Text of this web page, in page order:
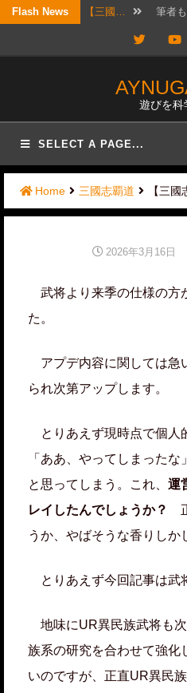
Skip
content
Flash News 【考察… 結構ホ
リク
待って
【三國…
【三國… かなり
Twitter
遊びを科
SELECT A PAGE...
Home 三國志覇道 【三
2026年3月16日
武将より来季の仕様の方
た。
アプデ内容に関しては急
られ次第アップします。
とりあえず現時点で個人
「ああ、やってしまった
と思ってしまう。これ、 運
レイしたんでしょうか？
うか、やばそうな香りしか
とりあえず今回記事は武
地味にUR異民族武将も
族系の研究を合わせて強化
いのですが、正直UR異民